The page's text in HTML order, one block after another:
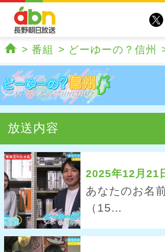
番組 どーゆーの？信州
放送内容
2025年12月21
あなたのお名
（15...